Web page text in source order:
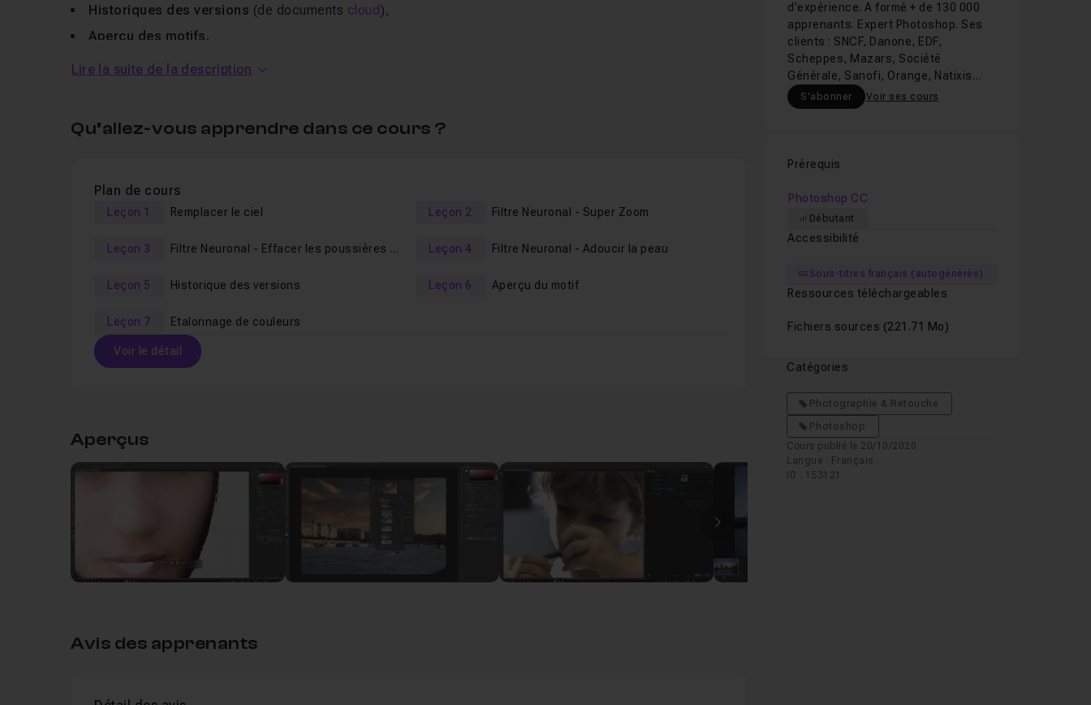
Historiques des versions (de documents cloud),
Aperçu des motifs.
Les fichiers sources sont fournis pour vous permettre de suivre dans les mêmes conditions.
Lire la suite de la description
Qu’allez-vous apprendre dans ce cours ?
Plan de cours
Leçon 1 Remplacer le ciel Leçon 2 Filtre Neuronal - Super Zoom
Leçon 3 Filtre Neuronal - Effacer les poussières et rayures Leçon 4 Filtre Neuronal - Adoucir la peau
Leçon 5 Historique des versions Leçon 6 Aperçu du motif
Leçon 7 Etalonnage de couleurs
Voir le détail
Filtre Neuronal - Super Zoom
Filtre Neuronal - Effacer les poussières et rayures
Aperçus
Avis des apprenants
d’expérience. A formé + de 130 000
apprenants. Expert Photoshop. Ses
clients : SNCF, Danone, EDF,
Scheppes, Mazars, Société
Générale, Sanofi, Orange, Natixis…
S'abonner Voir ses cours
Prérequis
Photoshop CC
Débutant
Accessibilité
Sous-titres français (autogénérés)
Ressources téléchargeables
Fichiers sources (221.71 Mo)
Catégories
Photographie & Retouche
Photoshop
Cours publié le 20/10/2020
Langue : Français
ID : 153121